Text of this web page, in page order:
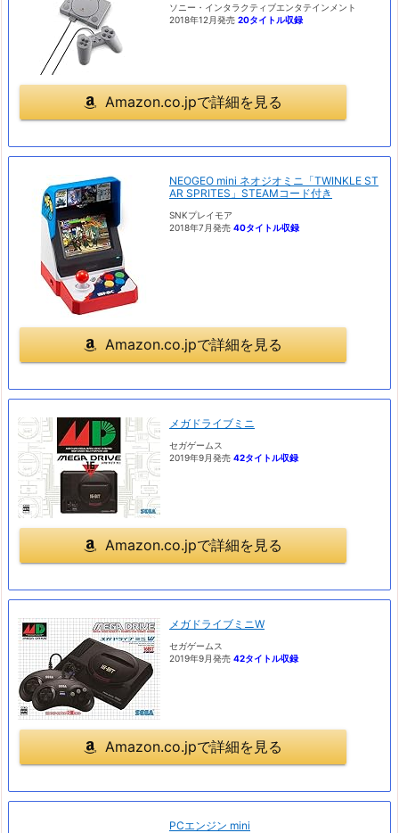
ソニー・インタラクティブエンタテインメント
2018年12月発売 20タイトル収録
Amazon.co.jpで詳細を見る
NEOGEO mini ネオジオミニ「TWINKLE ST
AR SPRITES」STEAMコード付き
SNKプレイモア
2018年7月発売 40タイトル収録
Amazon.co.jpで詳細を見る
メガドライブミニ
セガゲームス
2019年9月発売 42タイトル収録
Amazon.co.jpで詳細を見る
メガドライブミニW
セガゲームス
2019年9月発売 42タイトル収録
Amazon.co.jpで詳細を見る
PCエンジン mini